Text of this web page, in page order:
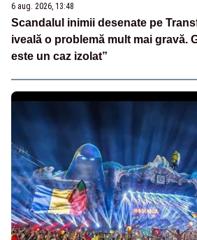
6 aug. 2026, 13:48
Scandalul inimii desenate pe
iveală o problemă mult mai gravă.
este un caz izolat”